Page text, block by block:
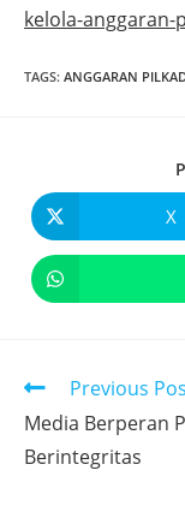
kelola-
TAGS: ANGGARAN
X
Previous
Media Berperan
Berintegritas